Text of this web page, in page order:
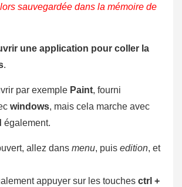
sauvegardée dans la mémoire de
une application pour coller la
.
par exemple Paint, fourni
windows, mais cela marche avec
également.
allez dans menu, puis edition, et
appuyer sur les touches ctrl +